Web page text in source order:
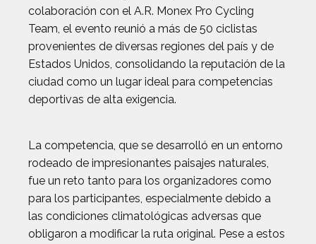
colaboración con el A.R. Monex Pro Cycling
Team, el evento reunió a más de 50 ciclistas
provenientes de diversas regiones del país y de
Estados Unidos, consolidando la reputación de la
ciudad como un lugar ideal para competencias
deportivas de alta exigencia.
La competencia, que se desarrolló en un entorno
rodeado de impresionantes paisajes naturales,
fue un reto tanto para los organizadores como
para los participantes, especialmente debido a
las condiciones climatológicas adversas que
obligaron a modificar la ruta original. Pese a estos